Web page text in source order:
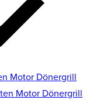
Motor Dönergrill
Motor Dönergrill